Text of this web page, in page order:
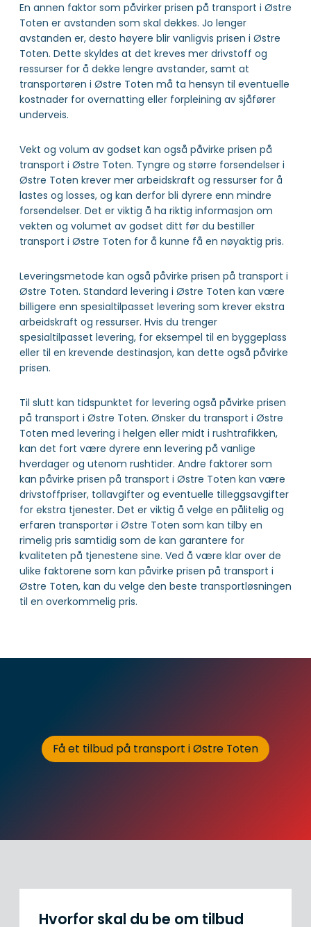
En annen faktor som påvirker prisen på transport i Østre
Toten er avstanden som skal dekkes. Jo lenger
avstanden er, desto høyere blir vanligvis prisen i Østre
Toten. Dette skyldes at det kreves mer drivstoff og
ressurser for å dekke lengre avstander, samt at
transportøren i Østre Toten må ta hensyn til eventuelle
kostnader for overnatting eller forpleining av sjåfører
underveis.
Vekt og volum av godset kan også påvirke prisen på
transport i Østre Toten. Tyngre og større forsendelser i
Østre Toten krever mer arbeidskraft og ressurser for å
lastes og losses, og kan derfor bli dyrere enn mindre
forsendelser. Det er viktig å ha riktig informasjon om
vekten og volumet av godset ditt før du bestiller
transport i Østre Toten for å kunne få en nøyaktig pris.
Leveringsmetode kan også påvirke prisen på transport i
Østre Toten. Standard levering i Østre Toten kan være
billigere enn spesialtilpasset levering som krever ekstra
arbeidskraft og ressurser. Hvis du trenger
spesialtilpasset levering, for eksempel til en byggeplass
eller til en krevende destinasjon, kan dette også påvirke
prisen.
Til slutt kan tidspunktet for levering også påvirke prisen
på transport i Østre Toten. Ønsker du transport i Østre
Toten med levering i helgen eller midt i rushtrafikken,
kan det fort være dyrere enn levering på vanlige
hverdager og utenom rushtider. Andre faktorer som
kan påvirke prisen på transport i Østre Toten kan være
drivstoffpriser, tollavgifter og eventuelle tilleggsavgifter
for ekstra tjenester. Det er viktig å velge en pålitelig og
erfaren transportør i Østre Toten som kan tilby en
rimelig pris samtidig som de kan garantere for
kvaliteten på tjenestene sine. Ved å være klar over de
ulike faktorene som kan påvirke prisen på transport i
Østre Toten, kan du velge den beste transportløsningen
til en overkommelig pris.
Få et tilbud på transport i Østre Toten
Hvorfor skal du be om tilbud